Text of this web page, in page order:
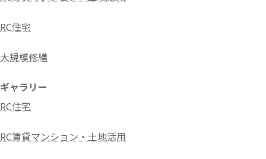
RC住宅
大規模修繕
ギャラリー
RC住宅
RC賃貸マンション・土地活用